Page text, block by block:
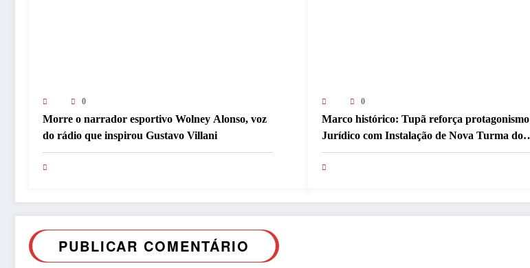
0
Morre o narrador esportivo Wolney Alonso, voz
do rádio que inspirou Gustavo Villani
0
Marco histórico: Tupã reforça protagonismo
Jurídico com Instalação de Nova Turma do
Tribunal de Ética da OAB
PUBLICAR COMENTÁRIO